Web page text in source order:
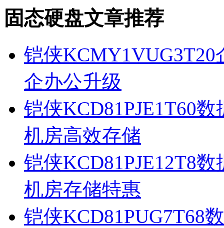
固态硬盘文章推荐
铠侠
企办公升级
铠侠KCD81PJE1T60
机房高效存储
铠侠KCD81PJE12T8
机房存储特惠
铠侠KCD81PUG7T68